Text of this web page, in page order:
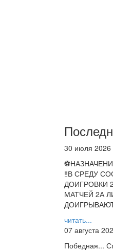
30 июля 2026
‼В СРЕДУ
ДОИГРОВКИ
МАТЧЕЙ 2А
читать...
07 августа
Победная...